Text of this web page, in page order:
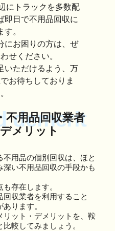
にトラックを多数配
即日で不用品回収に
す。
にお困りの方は、ぜ
せください。
いただけるよう、万
お待ちしておりま
demerit
不用品回収業者
メリット
用品の個別回収は、ほと
い不用品回収の手段かも
存在します。
収業者を利用すること
ります。
リット・デメリットを、鞍
較してみましょう。